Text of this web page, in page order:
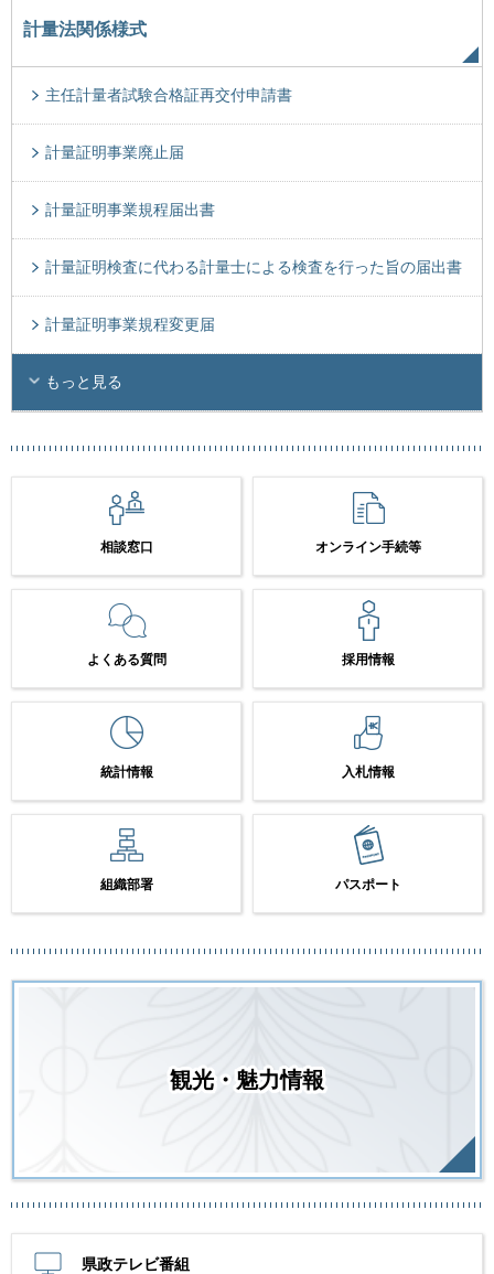
計量法関係様式
主任計量者試験合格証再交付申請書
計量証明事業廃止届
計量証明事業規程届出書
計量証明検査に代わる計量士による検査を行った旨の届出書
計量証明事業規程変更届
もっと見る
相談窓口 オンライン手続等
よくある質問 採用情報
統計情報 入札情報
組織部署 パスポート
観光・魅力情報
県政テレビ番組